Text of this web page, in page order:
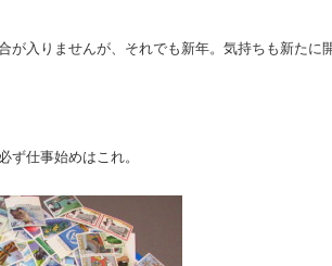
が入りませんが、それでも新年。気持ちも新た
ず仕事始めはこれ。